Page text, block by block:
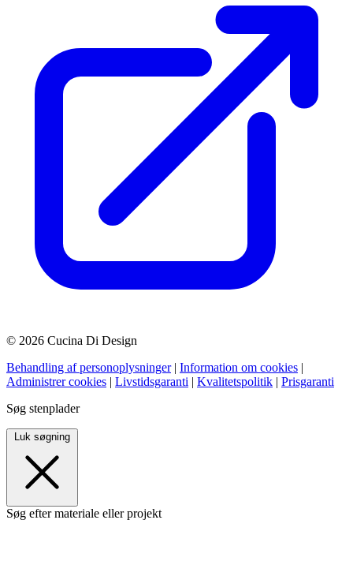
© 2026 Cucina Di Design
Behandling af personoplysninger | Information om cookies |
Administrer cookies | Livstidsgaranti | Kvalitetspolitik | Prisgaranti
Søg stenplader
Luk søgning
Søg efter materiale eller projekt